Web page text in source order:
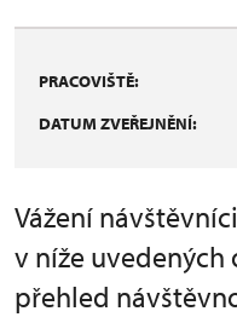
PRACOVIŠTĚ:
DATUM ZVEŘEJNĚNÍ:
Vážení
v níže uvedených
přehled